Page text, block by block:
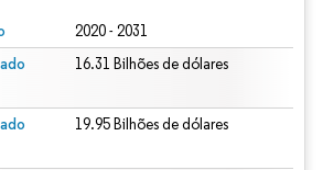
2020 - 2031
16.31 Bilhões de dólares
19.95 Bilhões de dólares